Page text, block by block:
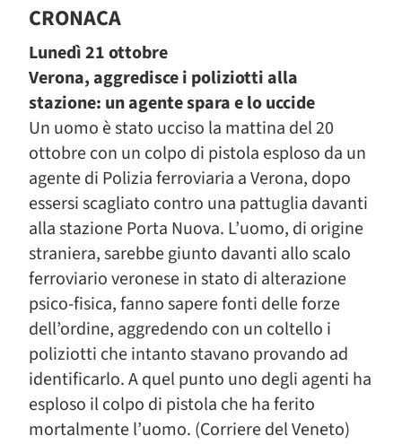
CRONACA
Lunedì 21 ottobre
Verona, aggredisce i poliziotti alla
stazione: un agente spara e lo uccide
Un uomo è stato ucciso la mattina del 20
ottobre con un colpo di pistola esploso da un
agente di Polizia ferroviaria a Verona, dopo
essersi scagliato contro una pattuglia davanti
alla stazione Porta Nuova. L’uomo, di origine
straniera, sarebbe giunto davanti allo scalo
ferroviario veronese in stato di alterazione
psico-fisica, fanno sapere fonti delle forze
dell’ordine, aggredendo con un coltello i
poliziotti che intanto stavano provando ad
identificarlo. A quel punto uno degli agenti ha
esploso il colpo di pistola che ha ferito
mortalmente l’uomo. (Corriere del Veneto)